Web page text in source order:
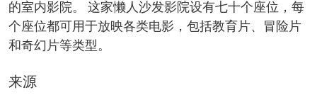
的室内影院。 这家懒人沙发影院设有七十个座位，每
个座位都可用于放映各类电影，包括教育片、冒险片
和奇幻片等类型。
来源